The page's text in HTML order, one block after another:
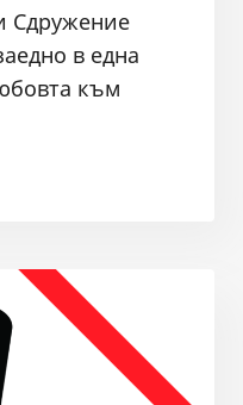
Сдружение
в една
към